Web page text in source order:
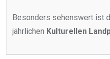
Besonders sehenswert ist
jährlichen Kulturellen